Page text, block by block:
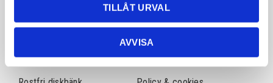
TILLÅT URVAL
AVVISA
Natursten
Frågor & svar
Köpvillkor